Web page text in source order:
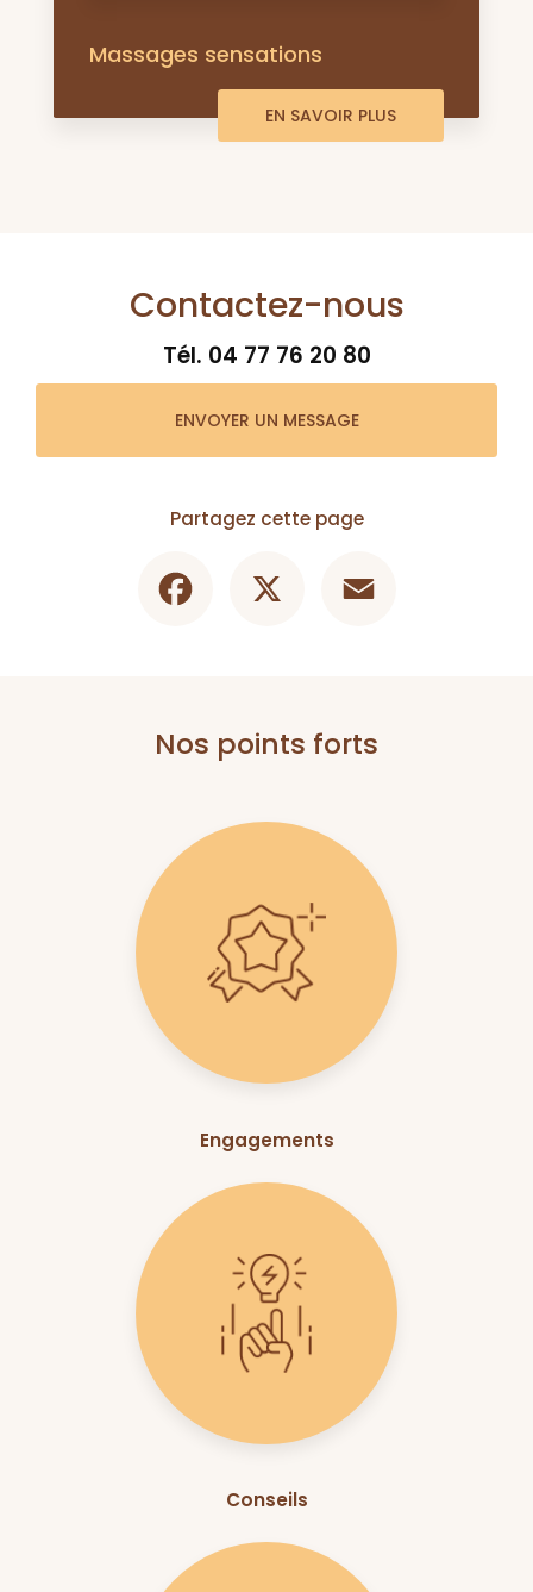
Massages sensations
EN SAVOIR PLUS
Contactez-nous
Tél. 04 77 76 20 80
ENVOYER UN MESSAGE
Partagez cette page
Nos points forts
Engagements
Conseils